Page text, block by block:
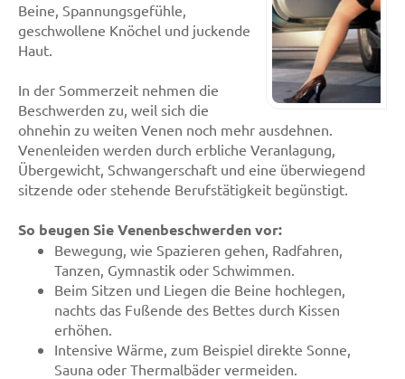
Beine, Spannungsgefühle,
geschwollene Knöchel und juckende
Haut.
In der Sommerzeit nehmen die
Beschwerden zu, weil sich die
ohnehin zu weiten Venen noch mehr ausdehnen.
Venenleiden werden durch erbliche Veranlagung,
Übergewicht, Schwangerschaft und eine überwiegend
sitzende oder stehende Berufstätigkeit begünstigt.
So beugen Sie Venenbeschwerden vor:
Bewegung, wie Spazieren gehen, Radfahren,
Tanzen, Gymnastik oder Schwimmen.
Beim Sitzen und Liegen die Beine hochlegen,
nachts das Fußende des Bettes durch Kissen
erhöhen.
Intensive Wärme, zum Beispiel direkte Sonne,
Sauna oder Thermalbäder vermeiden.